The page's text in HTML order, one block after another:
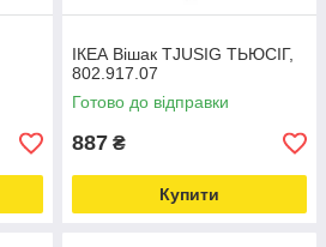
IКЕА Вішак TJUSIG ТЬЮСІГ,
802.917.07
Готово до відправки
887 ₴
Купити